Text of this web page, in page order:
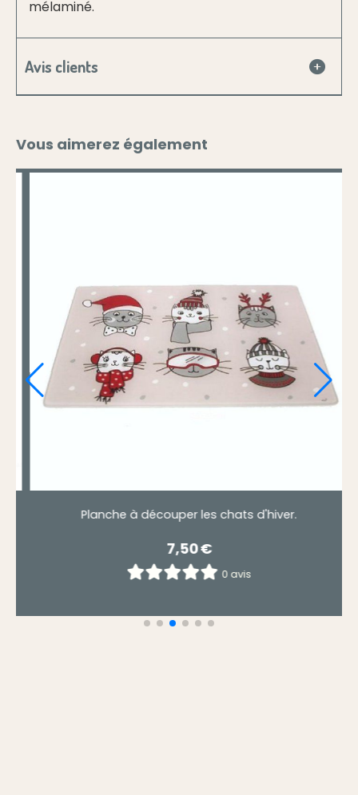
mélaminé.
Avis clients
Vous aimerez également
Plateau les chats perchés perchy.
5,90€
0 avis